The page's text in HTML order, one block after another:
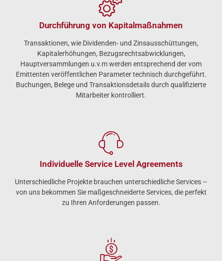
Durchführung von Kapital­maßnahmen
Transaktionen, wie Dividenden- und Zinsausschüttungen,
Kapitalerhöhungen, Bezugsrecht­sabwicklungen,
Hauptversammlungen u.v.m werden entsprechend der vom
Emittenten veröffentlichen Parameter technisch durchgeführt.
Buchungen, Belege und Transaktionsdetails durch qualifizierte
Mitarbeiter kontrolliert.
Individuelle Service Level Agreements
Unterschiedliche Projekte brauchen unterschiedliche Services –
von uns bekommen Sie maßgeschneiderte Services, die perfekt
zu Ihren Anforderungen passen.